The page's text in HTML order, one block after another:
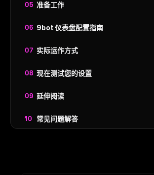
准备工作
9bot 仪表盘配置指南
实际运作方式
现在测试您的设置
延伸阅读
常见问题解答